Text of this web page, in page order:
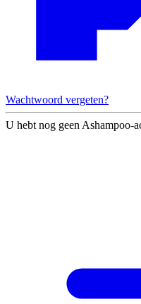
Wachtwoord vergeten?
U hebt nog geen Ashampoo-